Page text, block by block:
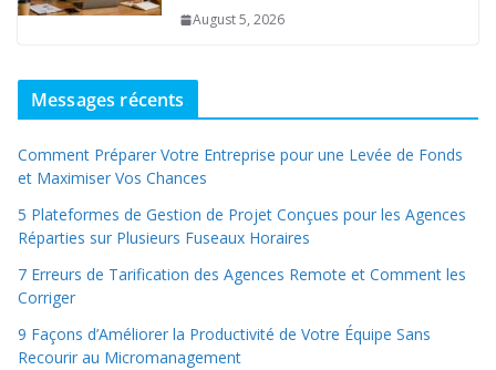
August 5, 2026
Messages récents
Comment Préparer Votre Entreprise pour une Levée de Fonds
et Maximiser Vos Chances
5 Plateformes de Gestion de Projet Conçues pour les Agences
Réparties sur Plusieurs Fuseaux Horaires
7 Erreurs de Tarification des Agences Remote et Comment les
Corriger
9 Façons d’Améliorer la Productivité de Votre Équipe Sans
Recourir au Micromanagement